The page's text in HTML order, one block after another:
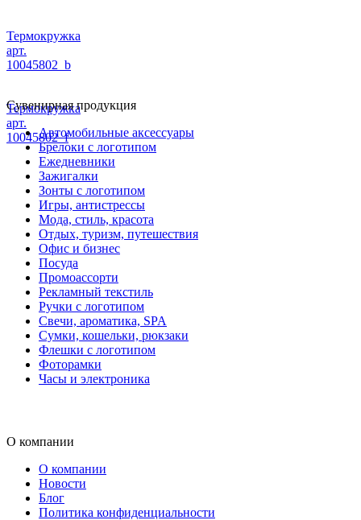
Термокружка
арт.
10045802_b
Термокружка
арт.
10045802_f
Сувенирная продукция
Автомобильные аксессуары
Брелоки с логотипом
Ежедневники
Зажигалки
Зонты с логотипом
Игры, антистрессы
Мода, стиль, красота
Отдых, туризм, путешествия
Офис и бизнес
Посуда
Промоассорти
Рекламный текстиль
Ручки с логотипом
Свечи, ароматика, SPA
Сумки, кошельки, рюкзаки
Флешки с логотипом
Фоторамки
Часы и электроника
О компании
О компании
Новости
Блог
Политика конфиденциальности